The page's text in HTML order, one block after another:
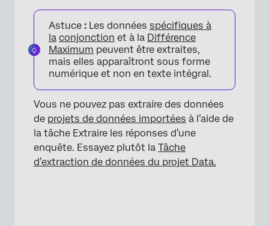
Astuce : Les données spécifiques à
la conjonction et à la Différence
Maximum peuvent être extraites,
mais elles apparaîtront sous forme
numérique et non en texte intégral.
Vous ne pouvez pas extraire des données
de projets de données importées à l’aide de
la tâche Extraire les réponses d’une
enquête. Essayez plutôt la Tâche
d’extraction de données du projet Data.